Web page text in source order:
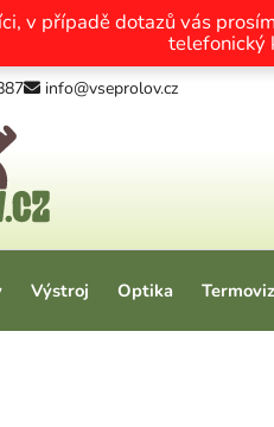
v případě dotazů vás
telefonický
info@vseprolov.cz
Výstroj Optika